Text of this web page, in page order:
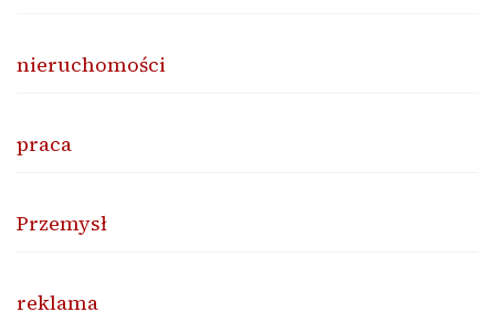
nieruchomości
praca
Przemysł
reklama